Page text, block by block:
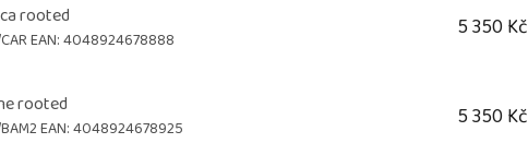
rooted
EAN:4048924678888 5 350 Kč
rooted
EAN:4048924678925 5 350 Kč